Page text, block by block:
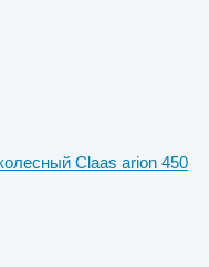
Claas arion 450